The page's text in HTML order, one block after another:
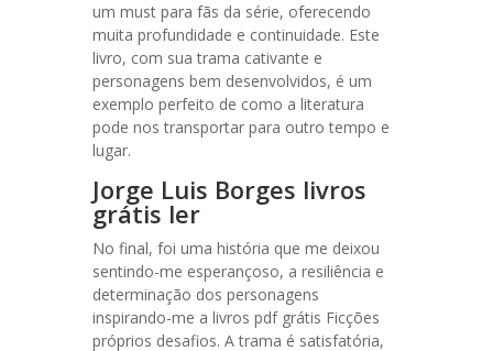
um must para fãs da série, oferecendo
muita profundidade e continuidade. Este
livro, com sua trama cativante e
personagens bem desenvolvidos, é um
exemplo perfeito de como a literatura
pode nos transportar para outro tempo e
lugar.
Jorge Luis Borges livros
grátis ler
No final, foi uma história que me deixou
sentindo-me esperançoso, a resiliência e
determinação dos personagens
inspirando-me a livros pdf grátis Ficções
próprios desafios. A trama é satisfatória,